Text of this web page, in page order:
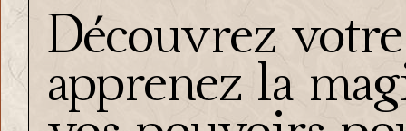
Découvrez
apprenez la